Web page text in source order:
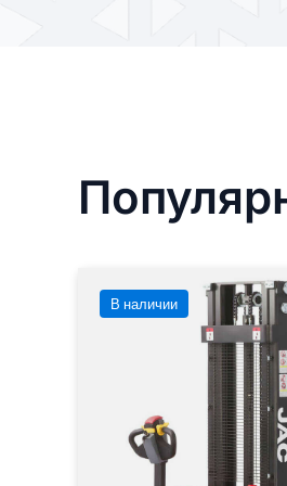
В наличии